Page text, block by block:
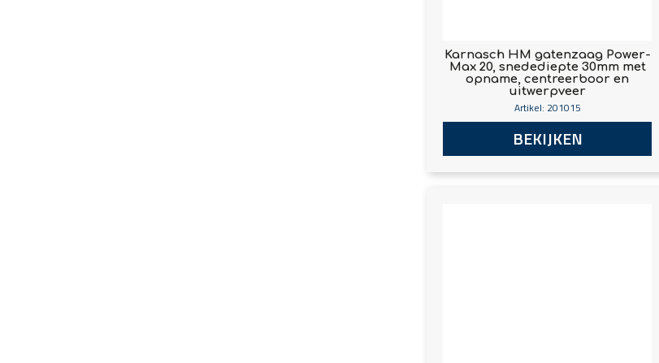
Karnasch HM gatenzaag Power-
Max 20, snedediepte 30mm met
opname, centreerboor en
uitwerpveer
Artikel: 201015
BEKIJKEN